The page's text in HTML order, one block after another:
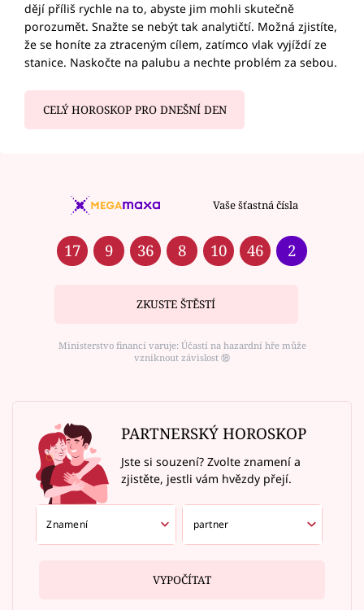
dějí příliš rychle na to, abyste jim mohli skutečně
porozumět. Snažte se nebýt tak analytičtí. Možná zjistíte,
že se honíte za ztraceným cílem, zatímco vlak vyjíždí ze
stanice. Naskočte na palubu a nechte problém za sebou.
CELÝ HOROSKOP PRO DNEŠNÍ DEN
Vaše šťastná čísla
17 9 36 8 10 46 2
ZKUSTE ŠTĚSTÍ
Ministerstvo financí varuje: Účastí na hazardní hře může
vzniknout závislost ⑱
PARTNERSKÝ HOROSKOP
Jste si souzení? Zvolte znamení a
zjistěte, jestli vám hvězdy přejí.
VYPOČÍTAT